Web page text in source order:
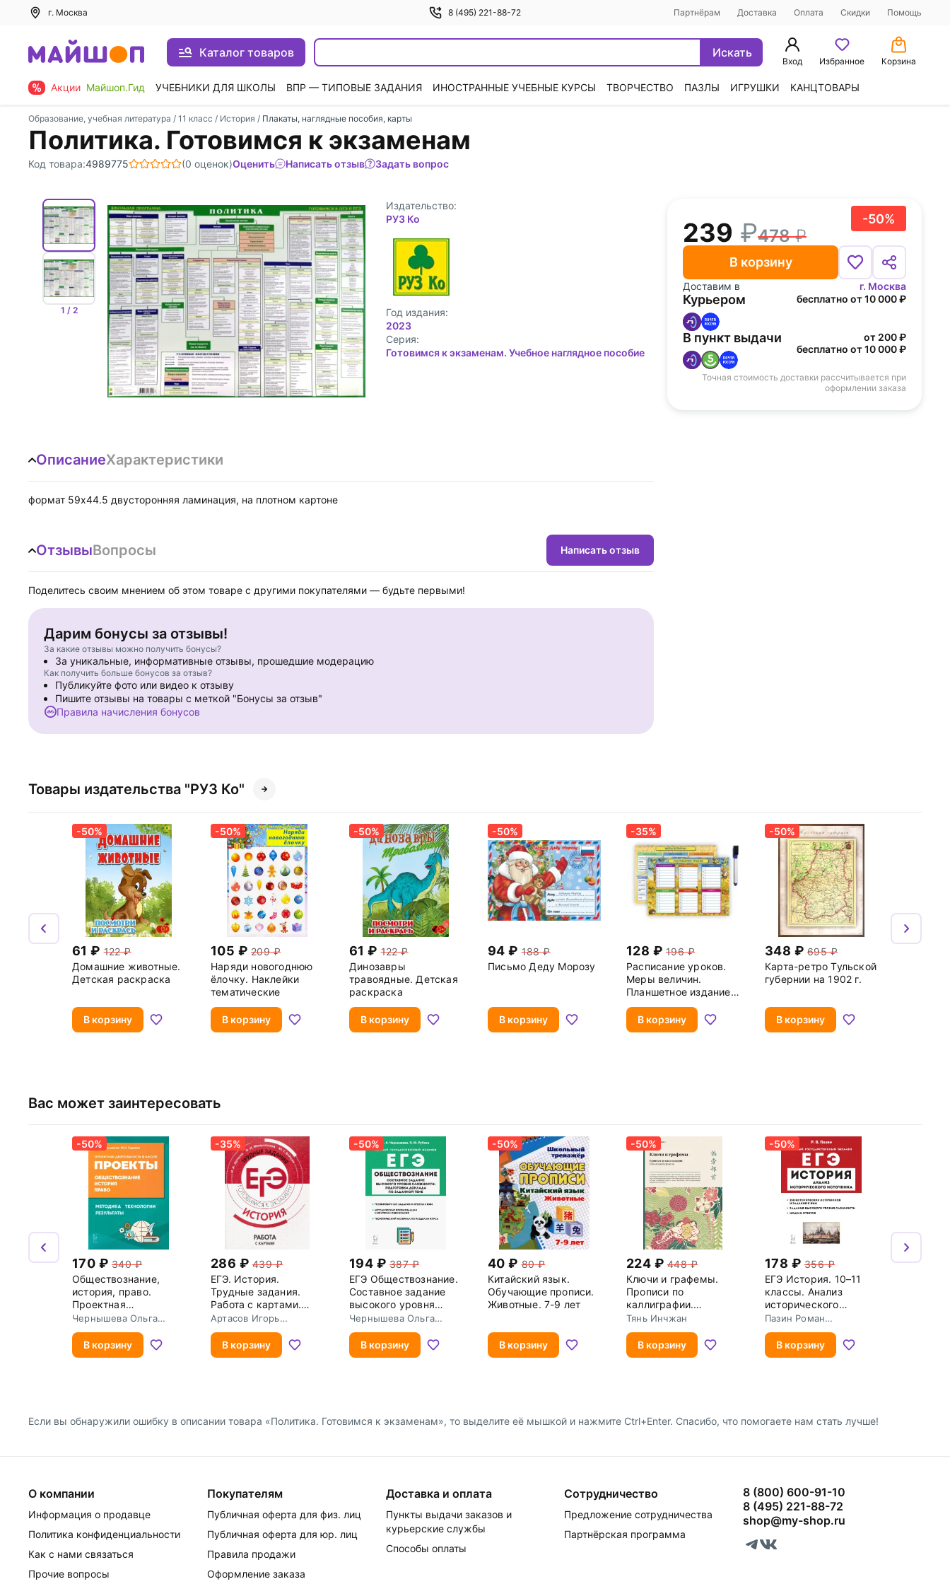
г. Москва 8 (495) 221-88-72 Партнёрам Доставка Оплата Скидки Помощь
Каталог товаров Искать
Вход Избранное Корзина
Акции Майшоп.Гид УЧЕБНИКИ ДЛЯ ШКОЛЫ ВПР — ТИПОВЫЕ ЗАДАНИЯ ИНОСТРАННЫЕ УЧЕБНЫЕ КУРСЫ ТВОРЧЕСТВО ПАЗЛЫ ИГРУШКИ КАНЦТОВАРЫ
Образование, учебная литература / 11 класс / История / Плакаты, наглядные пособия, карты
Политика. Готовимся к экзаменам
Код товара:4989775 (0 оценок)Оценить Написать отзыв Задать вопрос
1 / 2
-50%
239 478
В корзину
Доставим в г. Москва
Курьером бесплатно от 10 000 ₽
В пункт выдачи
от 200 ₽
бесплатно от 10 000 ₽
Точная стоимость доставки рассчитывается при
оформлении заказа
Издательство:
РУЗ Ко
Год издания:
2023
Cерия:
Готовимся к экзаменам. Учебное наглядное пособие
ОписаниеХарактеристики
формат 59х44.5 двусторонняя ламинация, на плотном картоне
ОтзывыВопросы Написать отзыв
Поделитесь своим мнением об этом товаре с другими покупателями — будьте первыми!
Дарим бонусы за отзывы!
За какие отзывы можно получить бонусы?
За уникальные, информативные отзывы, прошедшие модерацию
Как получить больше бонусов за отзыв?
Публикуйте фото или видео к отзыву
Пишите отзывы на товары с меткой "Бонусы за отзыв"
Правила начисления бонусов
Товары издательства "РУЗ Ко"
-50%
61
122
Домашние животные.
Детская раскраска
В корзину
-50%
105
209
Наряди новогоднюю
ёлочку. Наклейки
тематические
В корзину
-50%
61
122
Динозавры
травоядные. Детская
раскраска
В корзину
-50%
94
188
Письмо Деду Морозу
В корзину
-35%
128
196
Расписание уроков.
Меры величин.
Планшетное издание с
маркером
В корзину
-50%
348
695
Карта-ретро Тульской
губернии на 1902 г.
В корзину
Вас может заинтересовать
-50%
170
340
Обществознание,
история, право.
Проектная
деятельность в
школе. Методика,
технология,
результаты
Чернышева Ольга
В корзину
-35%
286
439
ЕГЭ. История.
Трудные задания.
Работа с картами.
Учебное пособие
Артасов Игорь
В корзину
-50%
194
387
ЕГЭ Обществознание.
Составное задание
высокого уровня
сложности.
Подготовка доклада
по заданной теме
Чернышева Ольга
В корзину
-50%
40
80
Китайский язык.
Обучающие прописи.
Животные. 7-9 лет
В корзину
-50%
224
448
Ключи и графемы.
Прописи по
каллиграфии.
Начальный уровень
Тянь Инчжан
В корзину
-50%
178
356
ЕГЭ История. 10–11
классы. Анализ
исторического
источника
Пазин Роман
В корзину
Если вы обнаружили ошибку в описании товара «Политика. Готовимся к экзаменам», то выделите её мышкой и нажмите Ctrl+Enter. Спасибо, что помогаете нам стать лучше!
О компании
Информация о продавце
Политика конфиденциальности
Как с нами связаться
Прочие вопросы
Покупателям
Публичная оферта для физ. лиц
Публичная оферта для юр. лиц
Правила продажи
Оформление заказа
Доставка и оплата
Пункты выдачи заказов и
курьерские службы
Способы оплаты
Сотрудничество
Предложение сотрудничества
Партнёрская программа
8 (800) 600-91-10
8 (495) 221-88-72
shop@my-shop.ru